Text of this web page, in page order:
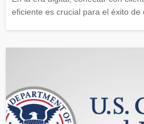
eficiente es crucial para el éxito de